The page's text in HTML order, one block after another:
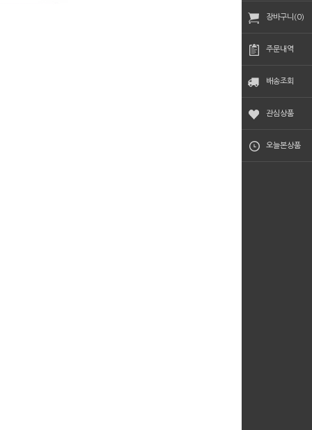
장바구니(0)
주문내역
배송조회
관심상품
오늘본상품